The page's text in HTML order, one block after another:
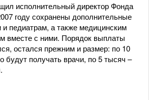
исполнительный директор Фонда
году сохранены дополнительные
педиатрам, а также медицинским
вместе с ними. Порядок выплаты
остался прежним и размер: по 10
будут получать врачи, по 5 тысяч –